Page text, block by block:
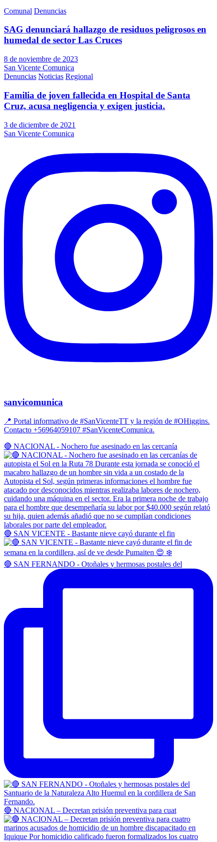
Comunal Denuncias
SAG denunciará hallazgo de residuos peligrosos en
humedal de sector Las Cruces
8 de noviembre de 2023
San Vicente Comunica
Denuncias Noticias Regional
Familia de joven fallecida en Hospital de Santa
Cruz, acusa negligencia y exigen justicia.
3 de diciembre de 2021
San Vicente Comunica
sanvicomunica
📍 Portal informativo de #SanVicenteTT y la región de #OHiggins.
Contacto +56964059107 #SanVicenteComunica.
🔴 NACIONAL - Nochero fue asesinado en las cercanía
🔴 SAN VICENTE - Bastante nieve cayó durante el fin
🔴 SAN FERNANDO - Otoñales y hermosas postales del
🔴 NACIONAL – Decretan prisión preventiva para cuat